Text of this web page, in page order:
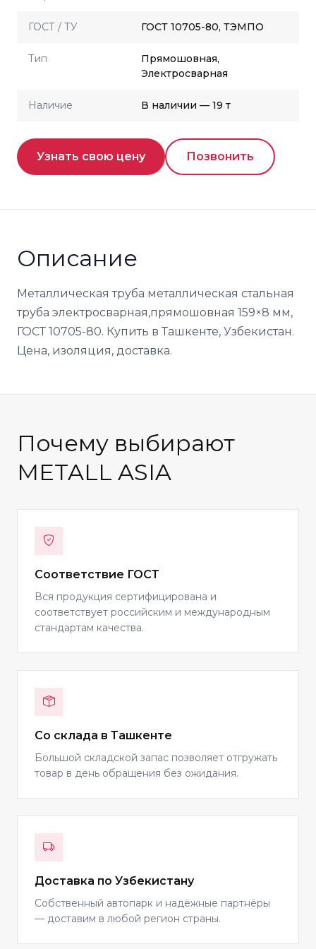
ГОСТ / ТУ ГОСТ 10705-80, ТЭМПО
Тип
Прямошовная,
Электросварная
Наличие В наличии — 19 т
Узнать свою цену Позвонить
Описание
Металлическая труба металлическая стальная
труба электросварная,прямошовная 159×8 мм,
ГОСТ 10705-80. Купить в Ташкенте, Узбекистан.
Цена, изоляция, доставка.
Почему выбирают
METALL ASIA
Соответствие ГОСТ
Вся продукция сертифицирована и
соответствует российским и международным
стандартам качества.
Со склада в Ташкенте
Большой складской запас позволяет отгружать
товар в день обращения без ожидания.
Доставка по Узбекистану
Собственный автопарк и надёжные партнёры
— доставим в любой регион страны.